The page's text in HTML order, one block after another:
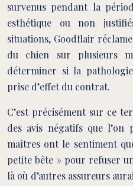
survenus pendant la
esthétique ou non
situations, Goodflair
du chien sur plusieurs
déterminer si la
prise d’effet du contrat.
C’est précisément sur ce
des avis négatifs que
maîtres ont le sentiment
petite bête » pour refuser
là où d’autres assureurs